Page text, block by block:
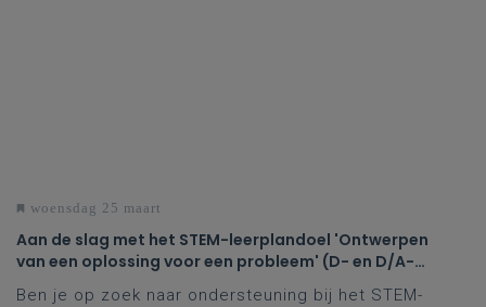
woensdag 25 maart
Aan de slag met het STEM-leerplandoel 'Ontwerpen
van een oplossing voor een probleem' (D- en D/A-
finaliteit tweede en derde graad)
Ben je op zoek naar ondersteuning bij het STEM-